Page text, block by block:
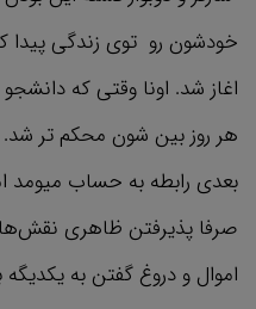
خودشون رو توی زندگی پیدا
اغاز شد. اونا وقتی که
هر روز بین شون محکم تر شد.
بعدی رابطه به حساب میومد
صرفا پذیرفتن ظاهری
اموال و دروغ گفتن به یکدیگه